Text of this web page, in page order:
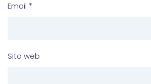
Email *
Sito web